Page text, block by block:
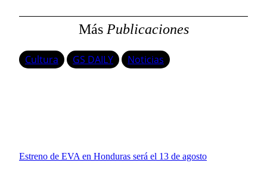
MásPublicaciones
Cultura GS DAILY Noticias
Estreno de EVA en Honduras será el 13 de agosto